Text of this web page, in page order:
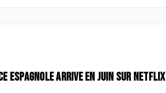
espagnole arrive en juin sur Netflix